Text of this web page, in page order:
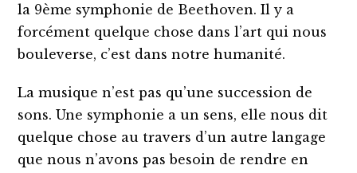
la 9ème symphonie de Beethoven. Il y a
forcément quelque chose dans l’art qui nous
bouleverse, c’est dans notre humanité.
La musique n’est pas qu’une succession de
sons. Une symphonie a un sens, elle nous dit
quelque chose au travers d’un autre langage
que nous n’avons pas besoin de rendre en